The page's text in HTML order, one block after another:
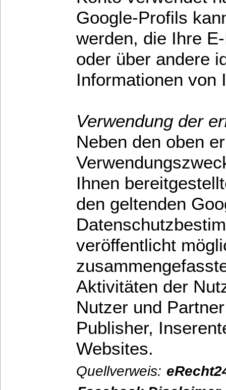
Google-Profils
werden, die Ihre
oder über andere
Informationen von
Verwendung der
Neben den oben
Ihnen
den geltenden
veröffentlicht
Aktivitäten der
Nutzer und
Publisher,
Websites.
Quellverweis: